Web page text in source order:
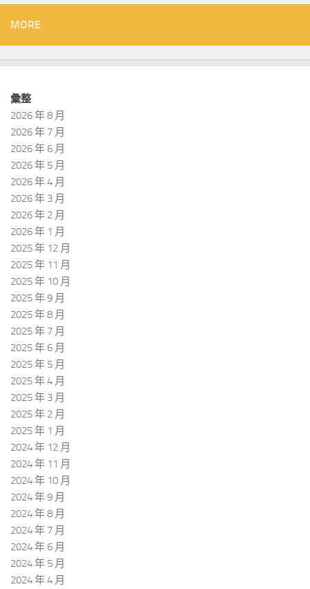
MORE
彙整
2026 年 8 月
2026 年 7 月
2026 年 6 月
2026 年 5 月
2026 年 4 月
2026 年 3 月
2026 年 2 月
2026 年 1 月
2025 年 12 月
2025 年 11 月
2025 年 10 月
2025 年 9 月
2025 年 8 月
2025 年 7 月
2025 年 6 月
2025 年 5 月
2025 年 4 月
2025 年 3 月
2025 年 2 月
2025 年 1 月
2024 年 12 月
2024 年 11 月
2024 年 10 月
2024 年 9 月
2024 年 8 月
2024 年 7 月
2024 年 6 月
2024 年 5 月
2024 年 4 月